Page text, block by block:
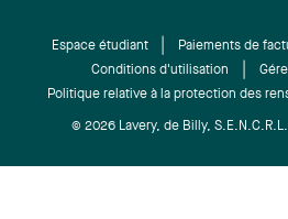
Espace étudiant Paiements de
Conditions d'utilisation
Politique relative à la protection des
© 2026 Lavery, de Billy,